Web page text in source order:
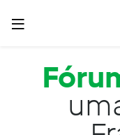
Passar para o